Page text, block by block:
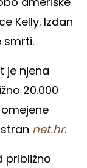
Kelly. Izdan
smrti.
je njena
20.000
net.hr.
približno